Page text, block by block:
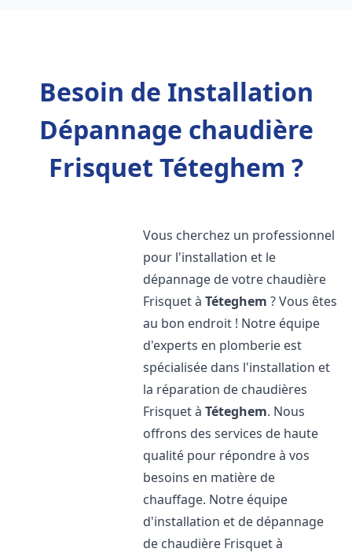
Besoin de Installation
Dépannage chaudière
Frisquet Téteghem ?
Vous cherchez un professionnel
pour l'installation et le
dépannage de votre chaudière
Frisquet àTéteghem ? Vous êtes
au bon endroit ! Notre équipe
d'experts en plomberie est
spécialisée dans l'installation et
la réparation de chaudières
Frisquet àTéteghem. Nous
offrons des services de haute
qualité pour répondre à vos
besoins en matière de
chauffage. Notre équipe
d'installation et de dépannage
de chaudière Frisquet à